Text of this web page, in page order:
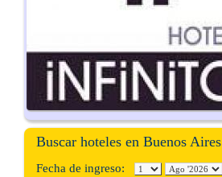
Buscar hoteles en Buenos Aires
Fecha de ingreso: